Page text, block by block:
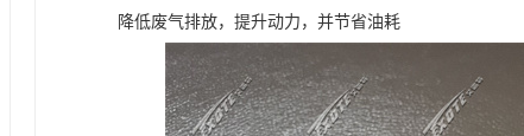
降低废气排放，提升动力，并节省油耗